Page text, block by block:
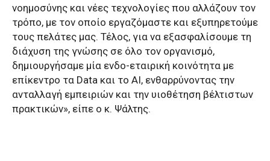
νοημοσύνης και νέες τεχνολογίες που αλλάζουν τον
τρόπο, με τον οποίο εργαζόμαστε και εξυπηρετούμε
τους πελάτες μας. Τέλος, για να εξασφαλίσουμε τη
διάχυση της γνώσης σε όλο τον οργανισμό,
δημιουργήσαμε μία ενδο-εταιρική κοινότητα με
επίκεντρο τα Data και το AI, ενθαρρύνοντας την
ανταλλαγή εμπειριών και την υιοθέτηση βέλτιστων
πρακτικών», είπε ο κ. Ψάλτης.